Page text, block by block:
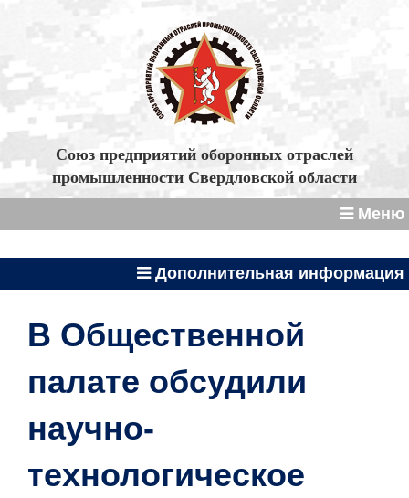
Союз предприятий оборонных отраслей
промышленности Свердловской области
Меню
Дополнительная информация
В Общественной
палате обсудили
научно-
технологическое